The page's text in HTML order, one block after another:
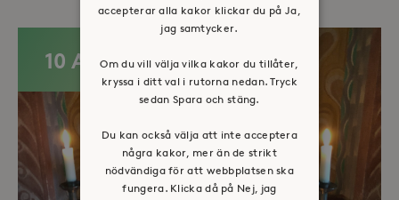
10 AUG
accepterar alla kakor klickar du på Ja,
jag samtycker.
Om du vill välja vilka kakor du tillåter,
kryssa i ditt val i rutorna nedan. Tryck
sedan Spara och stäng.
Du kan också välja att inte acceptera
några kakor, mer än de strikt
nödvändiga för att webbplatsen ska
fungera. Klicka då på Nej, jag